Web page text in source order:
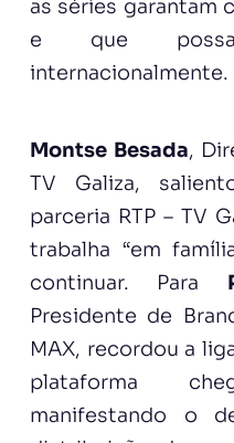
as séries garantam
e que
internacionalmente.
Montse Besada,
TV Galiza,
parceria RTP – TV
trabalha “em
continuar. Para
Presidente de
MAX, recordou a
plataforma
manifestando o